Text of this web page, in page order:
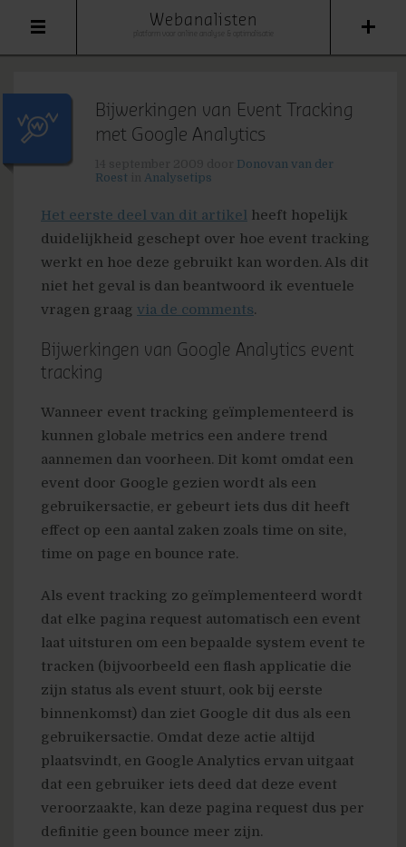
Webanalisten
Bijwerkingen van Event Tracking
met Google Analytics
Donovan van der
Roest
Analysetips
Het eerste deel van dit artikel heeft hopelijk
duidelijkheid geschept over hoe event tracking
werkt en hoe deze gebruikt kan worden. Als dit
niet het geval is dan beantwoord ik eventuele
vragen graag via de comments.
Bijwerkingen van Google Analytics event
tracking
Wanneer event tracking geïmplementeerd is
kunnen globale metrics een andere trend
aannemen dan voorheen. Dit komt omdat een
event door Google gezien wordt als een
gebruikersactie, er gebeurt iets dus dit heeft
effect op een aantal zaken zoals time on site,
time on page en bounce rate.
Als event tracking zo geïmplementeerd wordt
dat elke pagina request automatisch een event
laat uitsturen om een bepaalde system event te
tracken (bijvoorbeeld een flash applicatie die
zijn status als event stuurt, ook bij eerste
binnenkomst) dan ziet Google dit dus als een
gebruikersactie. Omdat deze actie altijd
plaatsvindt, en Google Analytics ervan uitgaat
dat een gebruiker iets deed dat deze event
veroorzaakte, kan deze pagina request dus per
definitie geen bounce meer zijn.